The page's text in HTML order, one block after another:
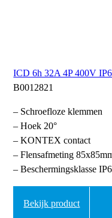
ICD 6h 32A 4P 400V
B0012821
– Schroefloze klemmen
– Hoek 20°
– KONTEX contact
– Flensafmeting
– Beschermingsklasse
Bekijk product